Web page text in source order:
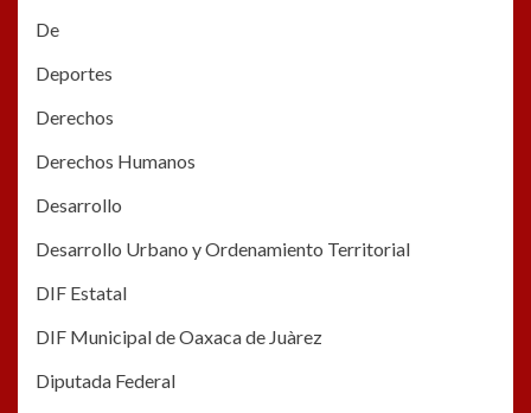
De
Deportes
Derechos
Derechos Humanos
Desarrollo
Desarrollo Urbano y Ordenamiento Territorial
DIF Estatal
DIF Municipal de Oaxaca de Juàrez
Diputada Federal